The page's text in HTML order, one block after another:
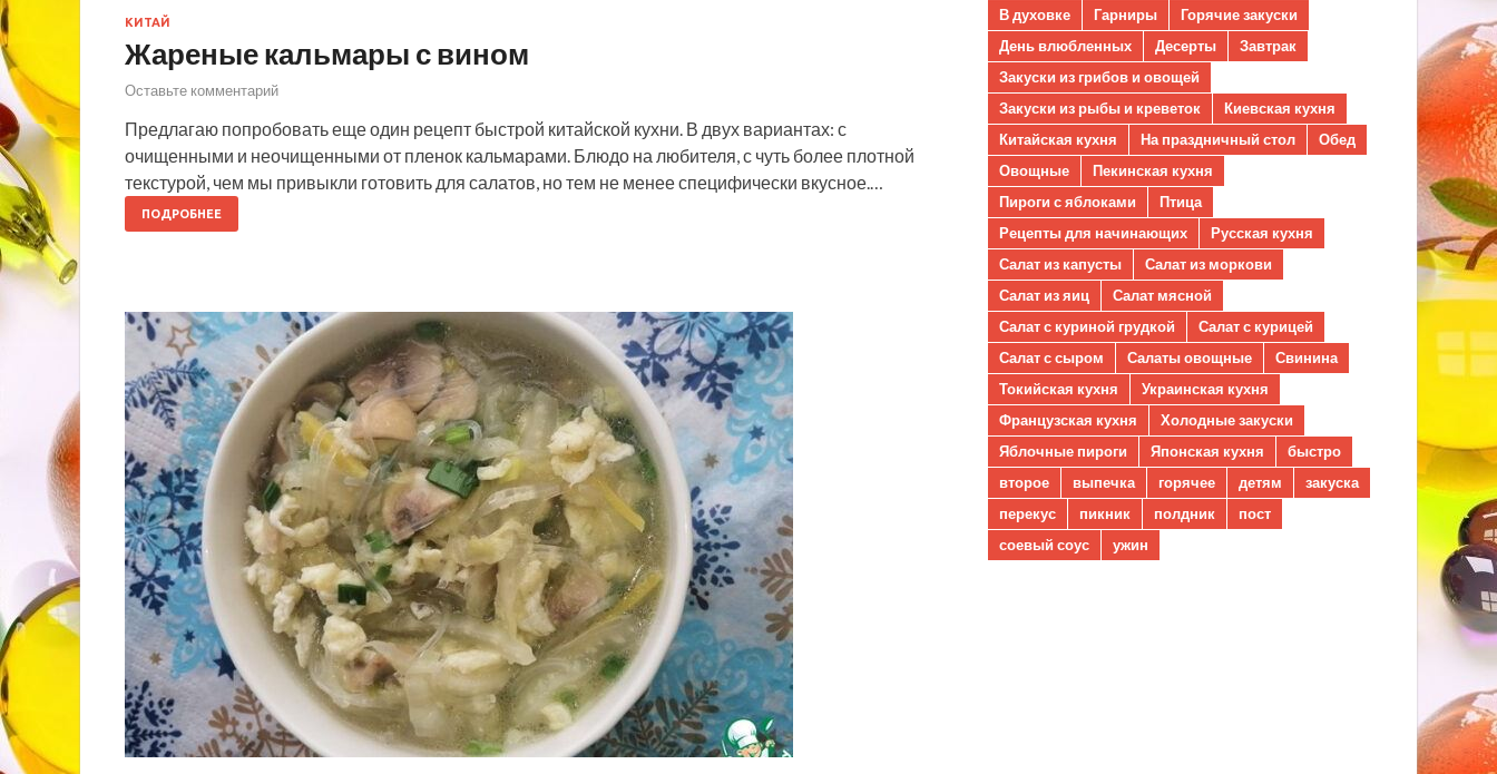
КИТАЙ
Жареные кальмары с вином
Оставьте комментарий
Предлагаю попробовать еще один рецепт быстрой китайской кухни. В двух вариантах: с
очищенными и неочищенными от пленок кальмарами. Блюдо на любителя, с чуть более плотной
текстурой, чем мы привыкли готовить для салатов, но тем не менее специфически вкусное.…
ПОДРОБНЕЕ
В духовке Гарниры
Горячие закуски
День влюбленных
Десерты
Завтрак
Закуски из грибов и овощей
Закуски из рыбы и креветок
Киевская кухня
Китайская кухня
На праздничный стол
Обед
Овощные
Пекинская кухня
Пироги с яблоками
Птица
Рецепты для начинающих
Русская кухня
Салат из капусты
Салат из моркови
Салат из яиц
Салат мясной
Салат с куриной грудкой
Салат с курицей
Салат с сыром
Салаты овощные
Свинина
Токийская кухня
Украинская кухня
Французская кухня
Холодные закуски
Яблочные пироги
Японская кухня
быстро
второе
выпечка горячее детям
закуска
перекус
пикник полдник
пост
соевый соус
ужин